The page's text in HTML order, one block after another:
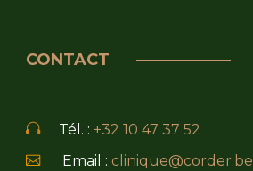
CONTACT
Tél. : +32 10 47 37 52
Email : clinique@corder.be